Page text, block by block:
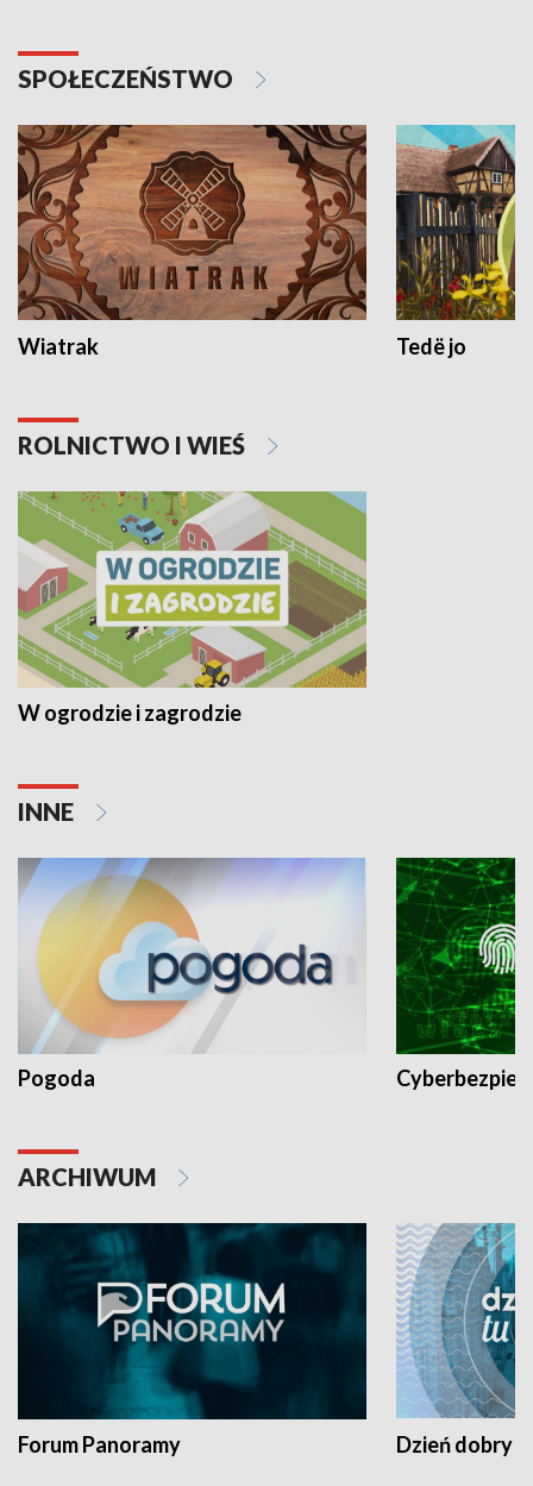
SPOŁECZEŃSTWO
Wiatrak Tedë jo
ROLNICTWO I WIEŚ
W ogrodzie i zagrodzie
INNE
Pogoda
ARCHIWUM
Forum Panoramy Dzień dobry